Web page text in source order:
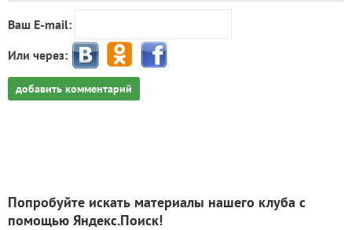
Ваш E-mail:
Или через:
добавить комментарий
Попробуйте искать материалы нашего клуба с
помощью Яндекс.Поиск!